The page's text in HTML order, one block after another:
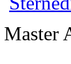
Master